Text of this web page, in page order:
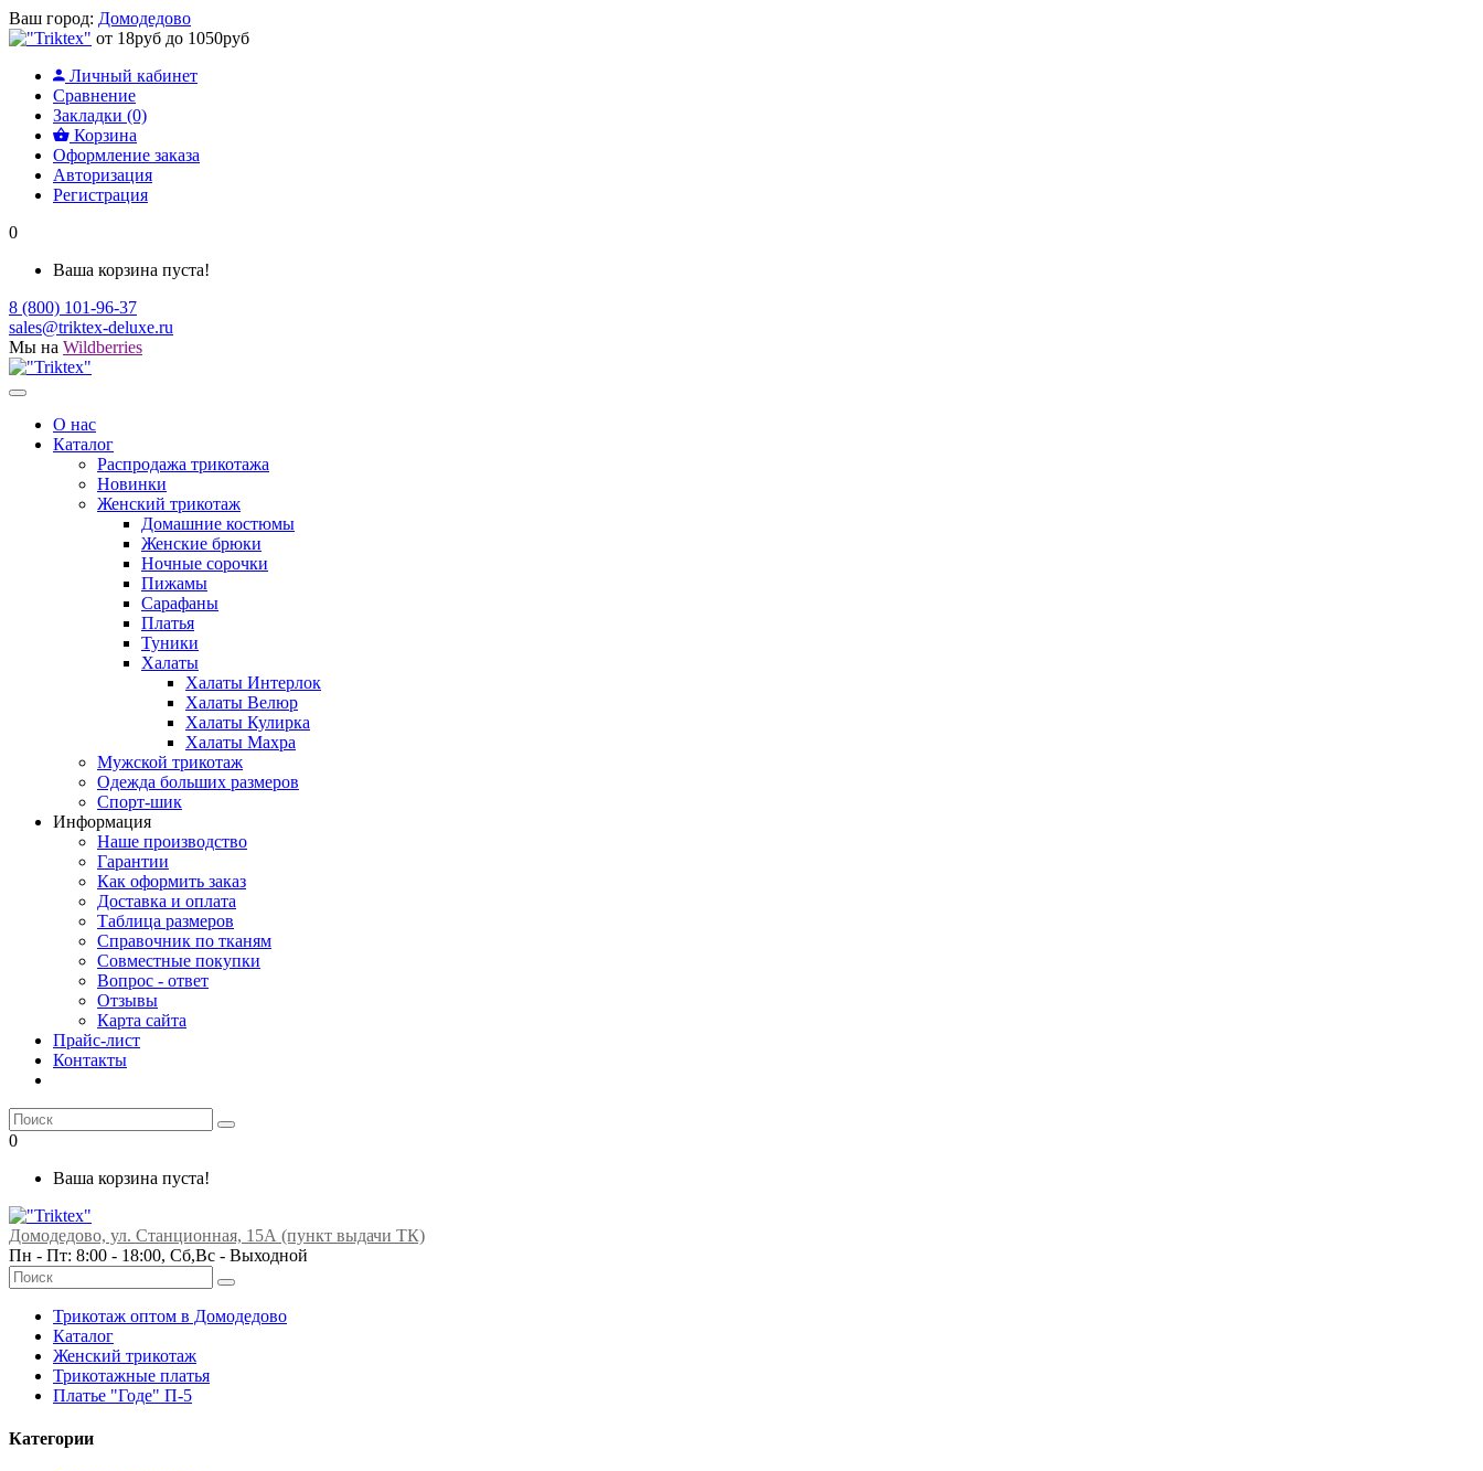
Ваш город: Домодедово
от 18руб до 1050руб
Личный кабинет
Сравнение
Закладки (0)
Корзина
Оформление заказа
Авторизация
Регистрация
0
Ваша корзина пуста!
8 (800) 101-96-37
sales@triktex-deluxe.ru
Мы на Wildberries
О нас
Каталог
Распродажа трикотажа
Новинки
Женский трикотаж
Домашние костюмы
Женские брюки
Ночные сорочки
Пижамы
Сарафаны
Платья
Туники
Халаты
Халаты Интерлок
Халаты Велюр
Халаты Кулирка
Халаты Махра
Мужской трикотаж
Одежда больших размеров
Спорт-шик
Информация
Наше производство
Гарантии
Как оформить заказ
Доставка и оплата
Таблица размеров
Справочник по тканям
Совместные покупки
Вопрос - ответ
Отзывы
Карта сайта
Прайс-лист
Контакты
0
Ваша корзина пуста!
Домодедово, ул. Станционная, 15А (пункт выдачи ТК)
Пн - Пт: 8:00 - 18:00, Сб,Вс - Выходной
Трикотаж оптом в Домодедово
Каталог
Женский трикотаж
Трикотажные платья
Платье "Годе" П-5
Категории